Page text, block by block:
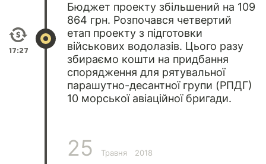
17:27
Бюджет проекту збільшений на 109
864 грн. Розпочався четвертий
етап проекту з підготовки
військових водолазів. Цього разу
збираємо кошти на придбання
спорядження для рятувальної
парашутно-десантної групи (РПДГ)
10 морської авіаційної бригади.
25 Травня 2018